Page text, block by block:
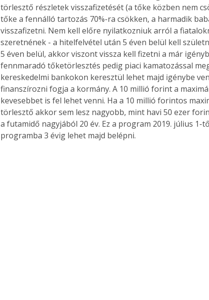
törlesztő részletek visszafizetését (a tőke közben nem
tőke a fennálló tartozás 70%-ra csökken, a harmadik
visszafizetni. Nem kell előre nyilatkozniuk arról a
szeretnének - a hitelfelvétel után 5 éven belül kell
5 éven belül, akkor viszont vissza kell fizetni a már
fennmaradó tőketörlesztés pedig piaci kamatozással
kereskedelmi bankokon keresztül lehet majd igénybe
finanszírozni fogja a kormány. A 10 millió forint a
kevesebbet is fel lehet venni. Ha a 10 millió forintos
törlesztő akkor sem lesz nagyobb, mint havi 50 ezer
a futamidő nagyjából 20 év. Ez a program 2019. július 1-
programba 3 évig lehet majd belépni.